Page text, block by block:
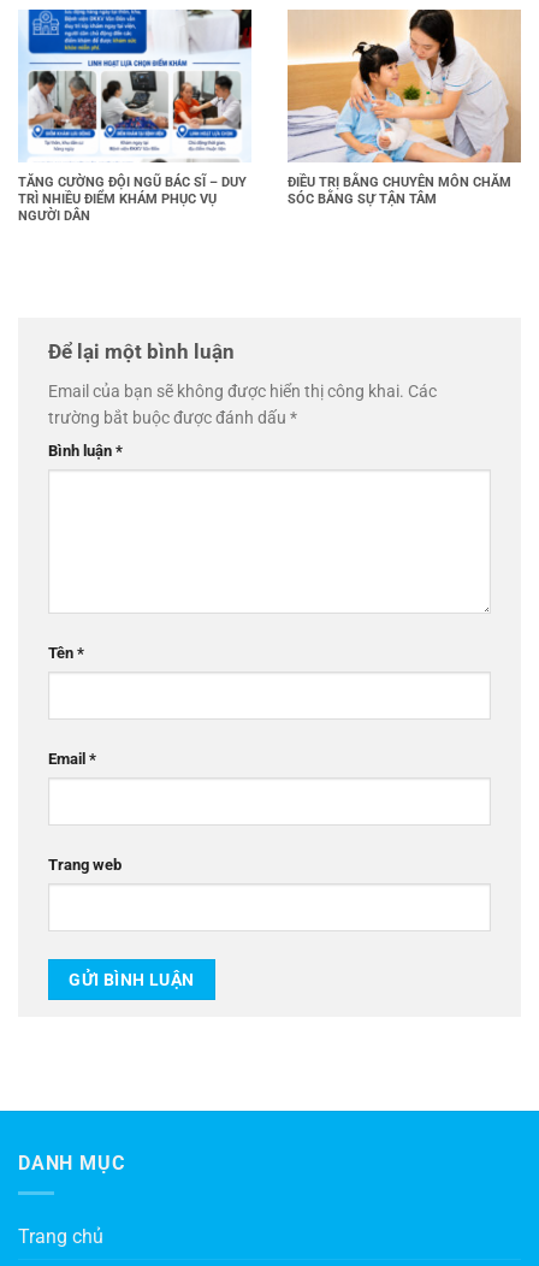
TĂNG CƯỜNG ĐỘI NGŨ BÁC SĨ – DUY
TRÌ NHIỀU ĐIỂM KHÁM PHỤC VỤ
NGƯỜI DÂN
ĐIỀU TRỊ BẰNG CHUYÊN MÔN CHĂM
SÓC BẰNG SỰ TẬN TÂM
Để lại một bình luận
Email của bạn sẽ không được hiển thị công khai. Các
trường bắt buộc được đánh dấu *
Bình luận *
Tên *
Email *
Trang web
DANH MỤC
Trang chủ